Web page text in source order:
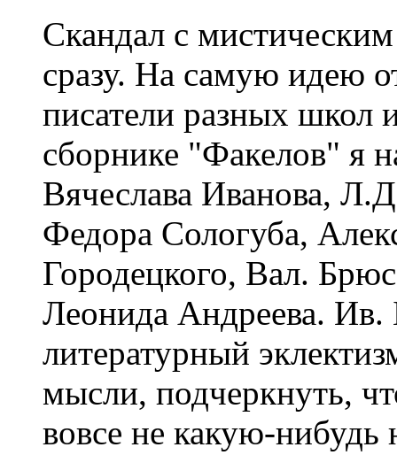
Скандал с
сразу. На самую идею
писатели разных школ
сборнике "Факелов" я
Вячеслава Иванова,
Федора Сологуба,
Городецкого, Вал.
Леонида Андреева. Ив.
литературный
мысли, подчеркнуть,
вовсе не какую-